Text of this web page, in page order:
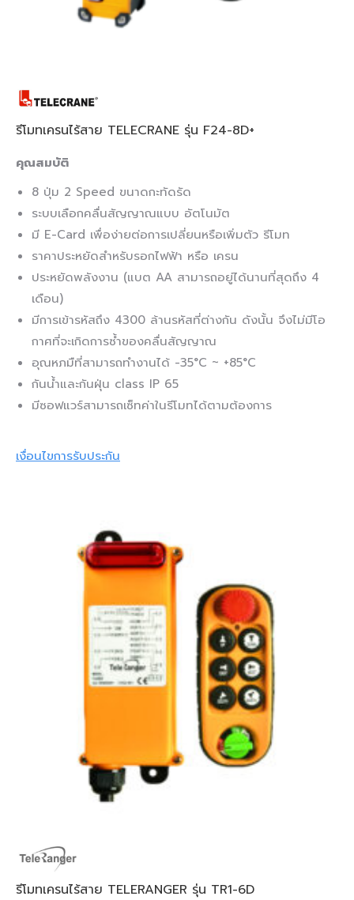
รีโมทเครนไร้สาย TELECRANE รุ่น F24-8D+
คุณสมบัติ
8 ปุ่ม 2 Speed ขนาดกะทัดรัด
ระบบเลือกคลื่นสัญญาณแบบ อัตโนมัต
มี E-Card เพื่อง่ายต่อการเปลี่ยนหรือเพิ่มตัว รีโมท
ราคาประหยัดสำหรับรอกไฟฟ้า หรือ เครน
ประหยัดพลังงาน (แบต AA สามารถอยู่ได้นานที่สุดถึง 4
เดือน)
มีการเข้ารหัสถึง 4300 ล้านรหัสที่ต่างกัน ดังนั้น จึงไม่มีโอ
กาศที่จะเกิดการซ้ำของคลื่นสัญญาณ
อุณหภมืที่สามารถทำงานได้ -35°C ~ +85°C
กันน้ำและกันฝุ่น class IP 65
มีซอฟแวร์สามารถเซ็ทค่าในรีโมทได้ตามต้องการ
เงื่อนไขการรับประกัน
รีโมทเครนไร้สาย TELERANGER รุ่น TR1-6D